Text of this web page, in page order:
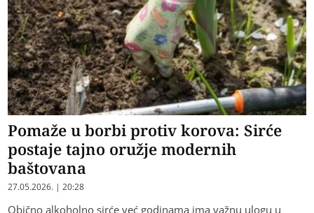
Pomaže u borbi protiv korova: Sirće
postaje tajno oružje modernih
baštovana
27.05.2026. | 20:28
​Obično alkoholno sirće već godinama ima važnu ulogu u